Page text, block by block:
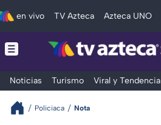
en vivo TV Azteca Azteca UNO
Noticias Turismo Viral y Tendencia
Policiaca Nota